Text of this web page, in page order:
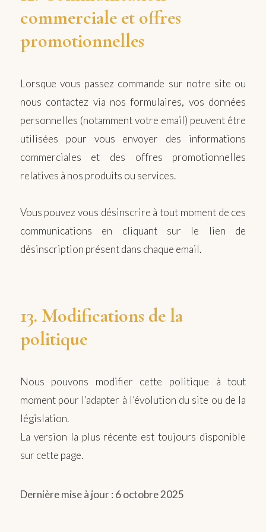
commerciale et offres
promotionnelles
Lorsque vous passez commande sur notre site ou
nous contactez via nos formulaires, vos données
personnelles (notamment votre email) peuvent être
utilisées pour vous envoyer des informations
commerciales et des offres promotionnelles
relatives à nos produits ou services.
Vous pouvez vous désinscrire à tout moment de ces
communications en cliquant sur le lien de
désinscription présent dans chaque email.
13. Modifications de la
politique
Nous pouvons modifier cette politique à tout
moment pour l’adapter à l’évolution du site ou de la
législation.
La version la plus récente est toujours disponible
sur cette page.
Dernière mise à jour : 6 octobre 2025